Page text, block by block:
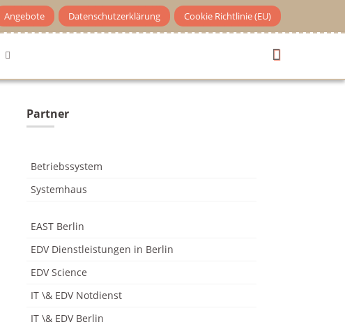
Angebote Datenschutzerklärung Cookie Richtlinie (EU)
Partner
Betriebssystem
Systemhaus
EAST Berlin
EDV Dienstleistungen in Berlin
EDV Science
IT \& EDV Notdienst
IT \& EDV Berlin